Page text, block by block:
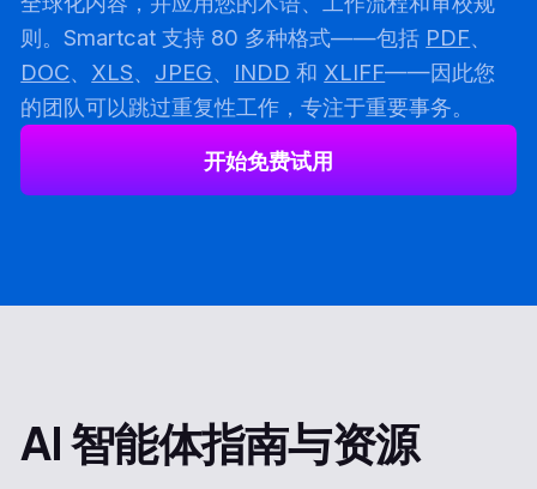
则。Smartcat 支持 80 多种格式——包括 PDF、
DOC、 XLS、 JPEG、 INDD 和 XLIFF——因此您
的团队可以跳过重复性工作，专注于重要事务。
开始免费试用
AI 智能体指南与资源